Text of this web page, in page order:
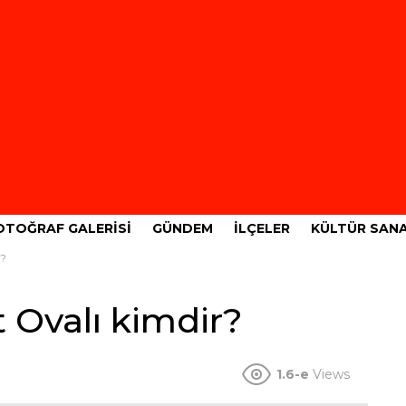
GALERISI GÜNDEM İLÇELER KÜLTÜR
kimdir?
1.6-e Views